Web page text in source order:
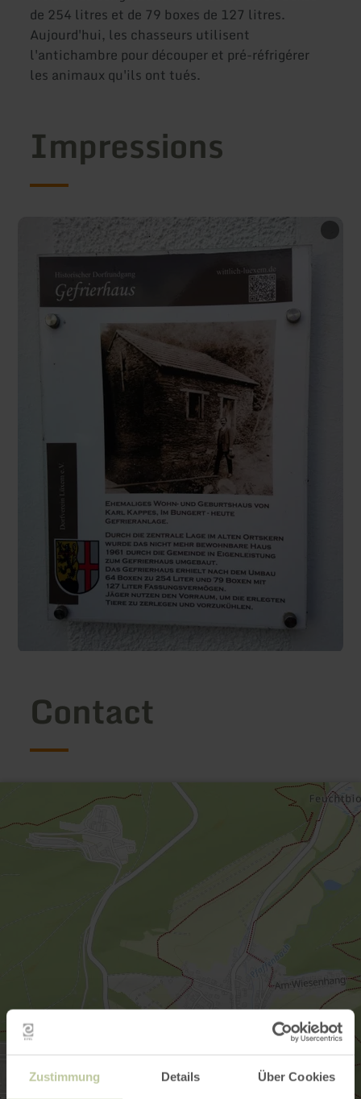
Zustimmung Details Über Cookies
de 254 litres et de 79 boxes de 127 litres.
Aujourd'hui, les chasseurs utilisent
l'antichambre pour découper et pré-réfrigérer
les animaux qu'ils ont tués.
Impressions
Contact